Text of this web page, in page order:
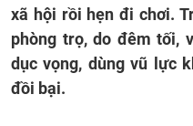
xã hội rồi hẹn đi chơi.
phòng trọ, do đêm tối,
dục vọng, dùng vũ lực
đồi bại.